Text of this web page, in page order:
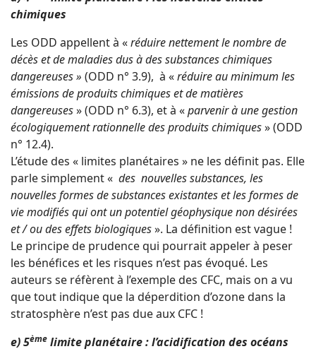
chimiques
Les ODD appellent à «réduire nettement le nombre de
décès et de maladies dus à dessubstances chimiques
dangereuses » (ODD n° 3.9), à «réduire au minimum les
émissions de produits chimiques et de matières
dangereuses» (ODD n° 6.3), et à «parvenir à une gestion
écologiquement rationnelle des produits chimiques» (ODD
n° 12.4).
L’étude des « limites planétaires » ne les définit pas. Elle
parle simplement « des nouvelles substances, les
nouvelles formes de substances existantes et les formes de
vie modifiés qui ont un potentiel géophysique non désirées
et / ou des effets biologiques». La définition est vague !
Le principe de prudence qui pourrait appeler à peser
les bénéfices et les risques n’est pas évoqué. Les
auteurs se réfèrent à l’exemple des CFC, mais on a vu
que tout indique que la déperdition d’ozone dans la
stratosphère n’est pas due aux CFC !
e) 5ème limite planétaire : l’acidification des océans